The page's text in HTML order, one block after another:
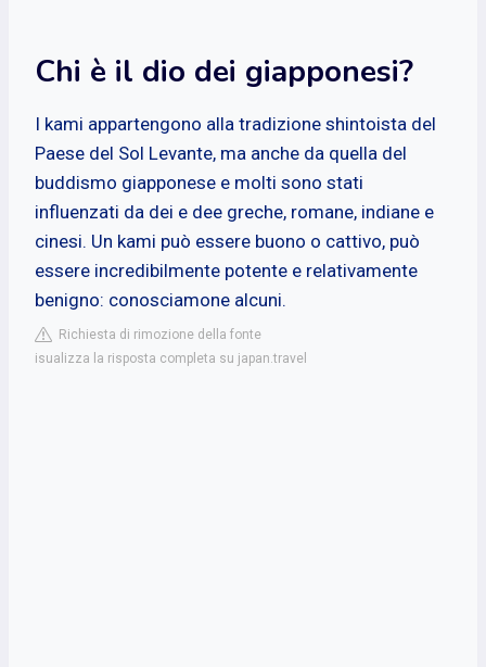
Chi è il dio dei giapponesi?
I kami appartengono alla tradizione shintoista del
Paese del Sol Levante, ma anche da quella del
buddismo giapponese e molti sono stati
influenzati da dei e dee greche, romane, indiane e
cinesi. Un kami può essere buono o cattivo, può
essere incredibilmente potente e relativamente
benigno: conosciamone alcuni.
Richiesta di rimozione della fonte
isualizza la risposta completa su japan.travel